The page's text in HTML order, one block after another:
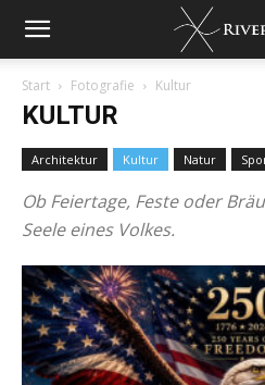
Start Fotografie Kultur
KULTUR
Architektur Kultur Natur
Ob Feiertage, Feste oder
Seele eines Volkes.